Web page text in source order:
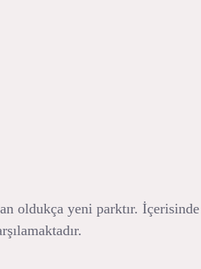
oldukça yeni parktır.